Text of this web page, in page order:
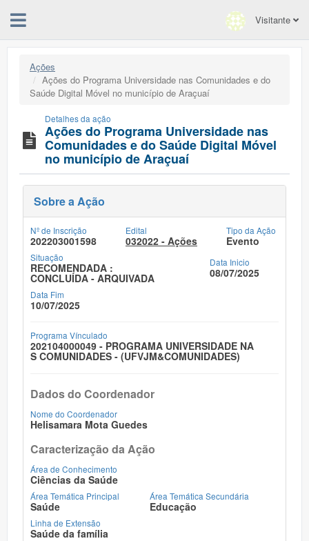
Visitante
Ações
Ações do Programa Universidade nas Comunidades e do
Saúde Digital Móvel no município de Araçuaí
Detalhes da ação
Ações do Programa Universidade nas
Comunidades e do Saúde Digital Móvel
no município de Araçuaí
Sobre a Ação
Nº de Inscrição
202203001598
Edital
032022 - Ações
Tipo da Ação
Evento
Situação
RECOMENDADA :
CONCLUÍDA - ARQUIVADA
Data Inicio
08/07/2025
Data Fim
10/07/2025
Programa Vínculado
202104000049 - PROGRAMA UNIVERSIDADE NA
S COMUNIDADES - (UFVJM&COMUNIDADES)
Dados do Coordenador
Nome do Coordenador
Helisamara Mota Guedes
Caracterização da Ação
Área de Conhecimento
Ciências da Saúde
Área Temática Principal
Saúde
Área Temática Secundária
Educação
Linha de Extensão
Saúde da família